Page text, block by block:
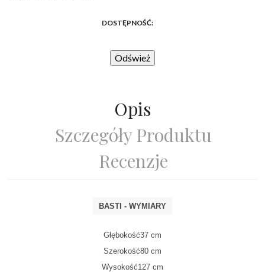
DOSTĘPNOŚĆ:
Opis
Szczegóły Produktu
Recenzje
BASTI - WYMIARY
Głębokość37 cm
Szerokość80 cm
Wysokość127 cm